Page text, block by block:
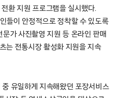
환 지원 프로그램을 실시했다.
들이 안정적으로 정착할 수 있도록
가 사진촬영 지원 등 온라인 판매
는 전통시장 활성화 지원을 지속
유일하게 지속해왔던 포장서비스